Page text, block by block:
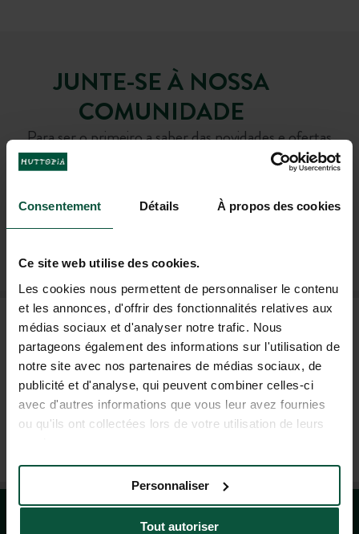
Consentement Détails À propos des cookies
Ce site web utilise des cookies.
Les cookies nous permettent de personnaliser le contenu
et les annonces, d'offrir des fonctionnalités relatives aux
médias sociaux et d'analyser notre trafic. Nous
partageons également des informations sur l'utilisation de
notre site avec nos partenaires de médias sociaux, de
publicité et d'analyse, qui peuvent combiner celles-ci
avec d'autres informations que vous leur avez fournies
ou qu'ils ont collectées lors de votre utilisation de leurs
Tout autoriser
Personnaliser
JUNTE-SE À NOSSA
COMUNIDADE
Para ser o primeiro a saber das novidades e ofertas
FAQ
AJUDA E CONTACTO